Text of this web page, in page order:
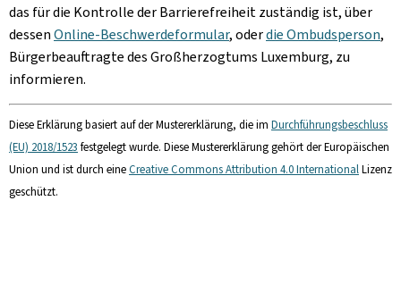
das für die Kontrolle der Barrierefreiheit zuständig ist, über
dessenOnline-Beschwerdeformular, oderdie Ombudsperson,
Bürgerbeauftragte des Großherzogtums Luxemburg, zu
informieren.
Diese Erklärung basiert auf der Mustererklärung, die im Durchführungsbeschluss
(EU) 2018/1523 festgelegt wurde. Diese Mustererklärung gehört der Europäischen
Union und ist durch eineCreative Commons Attribution 4.0 InternationalLizenz
geschützt.